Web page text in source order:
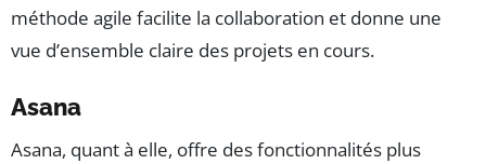
méthode agile facilite la collaboration et donne une
vue d’ensemble claire des projets en cours.
Asana
Asana, quant à elle, offre des fonctionnalités plus